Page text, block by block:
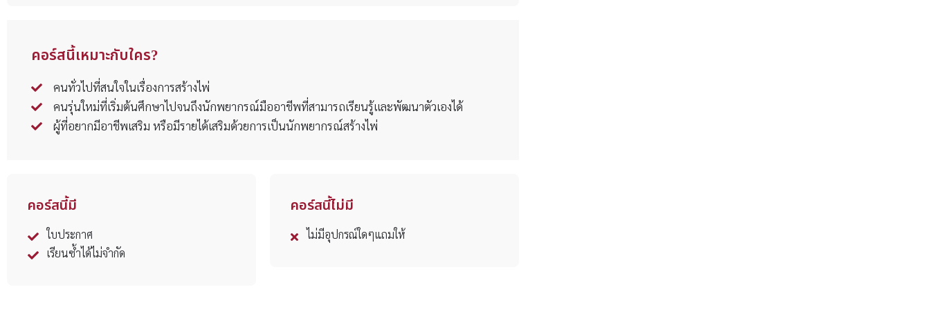
คอร์สนี้เหมาะกับใคร?
คนทั่วไปที่สนใจในเรื่องการสร้างไพ่
คนรุ่นใหม่ที่เริ่มต้นศึกษาไปจนถึงนักพยากรณ์มืออาชีพที่สามารถเรียนรู้และพัฒนาตัวเองได้
ผู้ที่อยากมีอาชีพเสริม หรือมีรายได้เสริมด้วยการเป็นนักพยากรณ์สร้างไพ่
คอร์สนี้มี
ใบประกาศ
เรียนซ้ำได้ไม่จำกัด
คอร์สนี้ไม่มี
ไม่มีอุปกรณ์ใดๆแถมให้